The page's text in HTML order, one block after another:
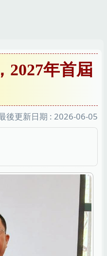
2027年首屆
後更新日期 : 2026-06-05